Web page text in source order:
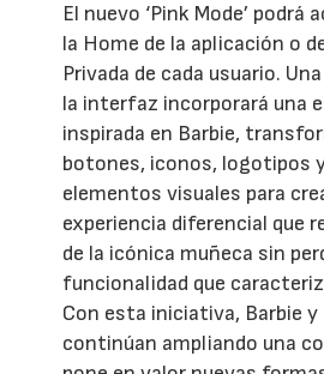
El nuevo ‘Pink Mode’ podrá
la Home de la aplicación o
Privada de cada usuario.
la interfaz incorporará una
inspirada en Barbie,
botones, iconos, logotipos
elementos visuales para
experiencia diferencial que
de la icónica muñeca sin
funcionalidad que
Con esta iniciativa, Barbie
continúan ampliando una